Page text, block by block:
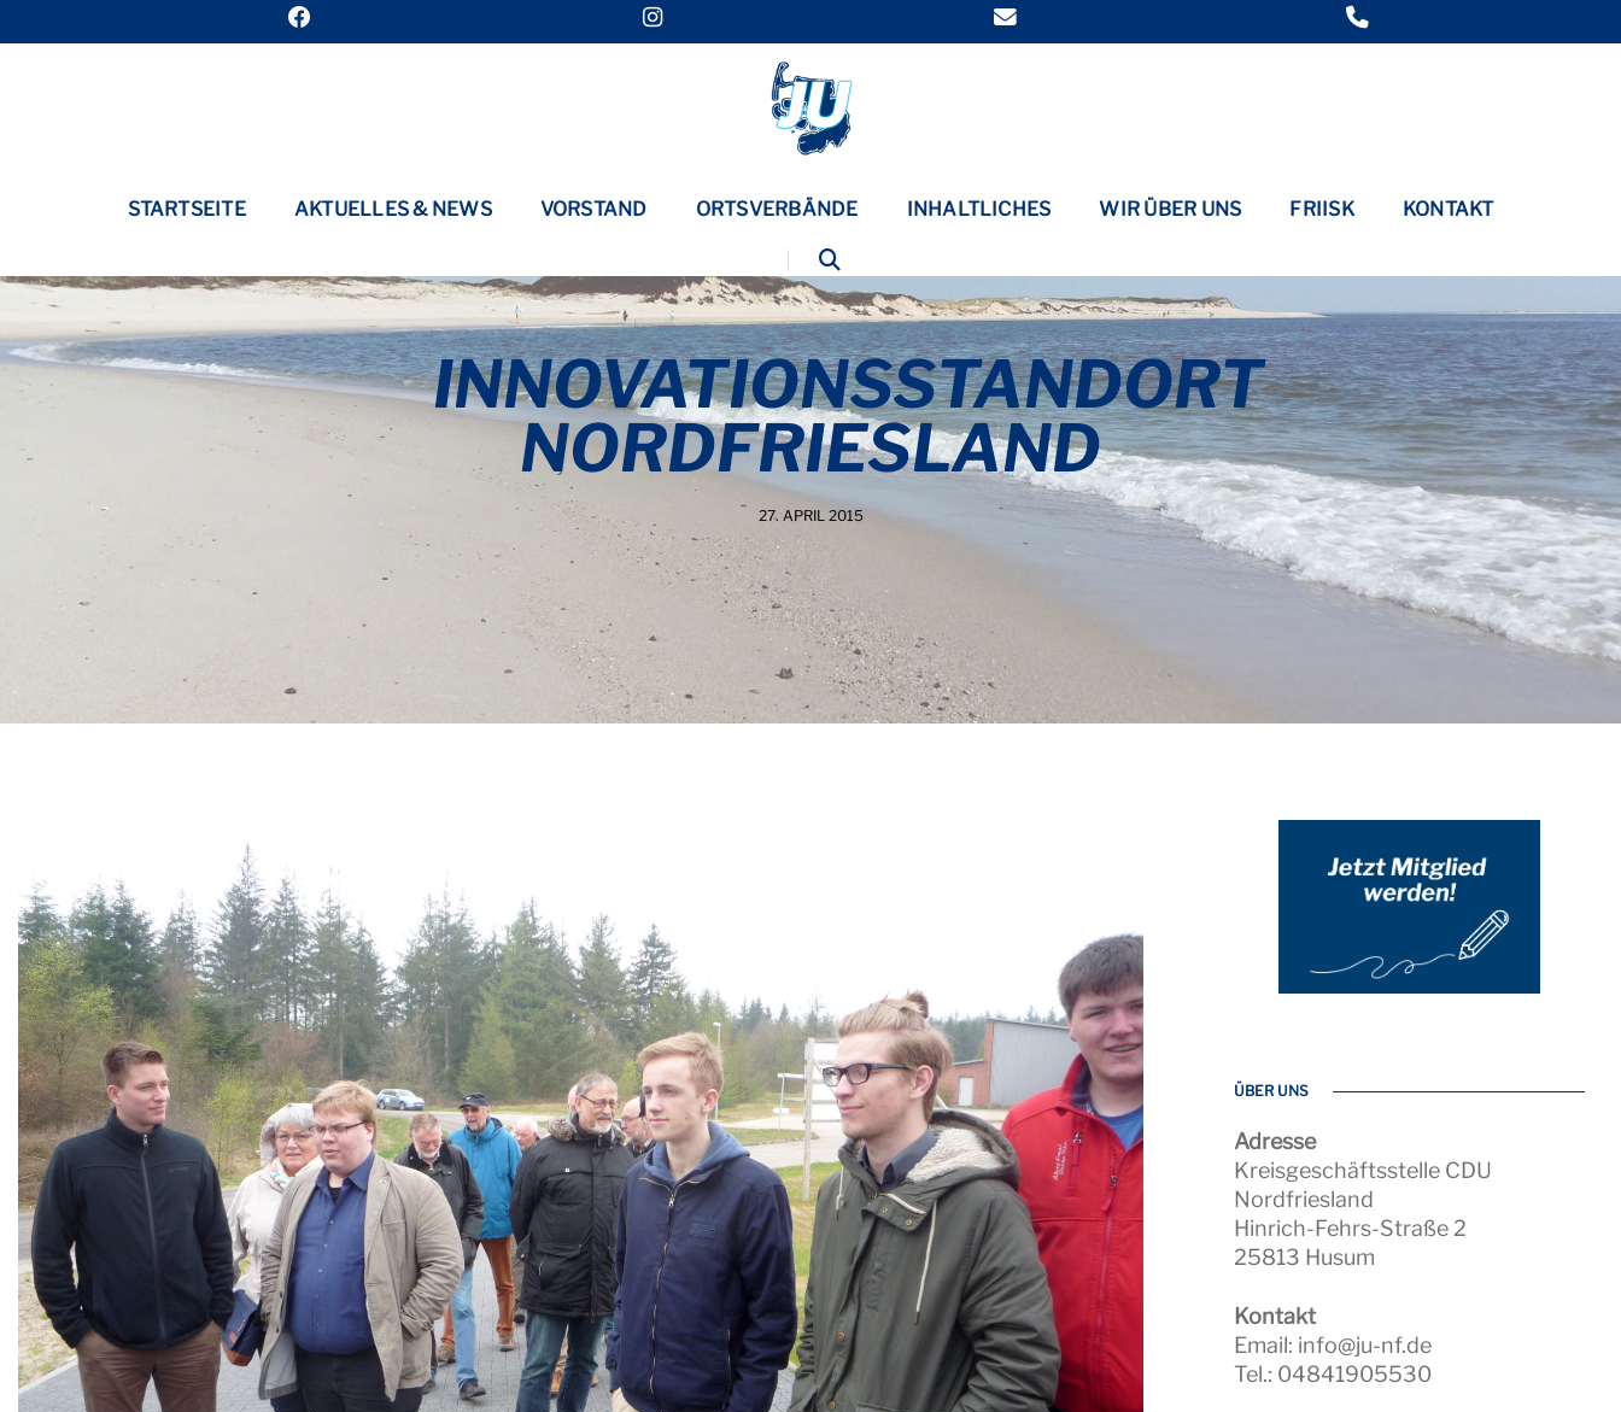
STARTSEITE AKTUELLES & NEWS VORSTAND ORTSVERBÄNDE INHALTLICHES WIR ÜBER UNS FRIISK KONTAKT
INNOVATIONSSTANDORT
NORDFRIESLAND
27. APRIL 2015
ÜBER UNS
Adresse
Kreisgeschäftsstelle CDU
Nordfriesland
Hinrich-Fehrs-Straße 2
25813 Husum
Kontakt
Email: info@ju-nf.de
Tel.: 04841905530